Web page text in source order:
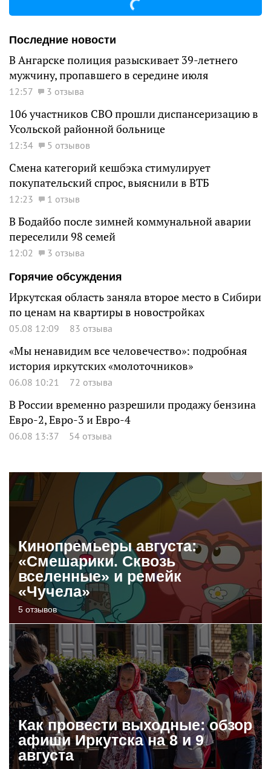
Последние новости
В Ангарске полиция разыскивает 39-летнего
мужчину, пропавшего в середине июля
12:57 3 отзыва
106 участников СВО прошли диспансеризацию в
Усольской районной больнице
12:34 5 отзывов
Смена категорий кешбэка стимулирует
покупательский спрос, выяснили в ВТБ
12:23 1 отзыв
В Бодайбо после зимней коммунальной аварии
переселили 98 семей
12:02
3 отзыва
Горячие обсуждения
Иркутская область заняла второе место в Сибири
по ценам на квартиры в новостройках
05.08 12:09 83 отзыва
«Мы ненавидим все человечество»: подробная
история иркутских «молоточников»
06.08 10:21 72 отзыва
В России временно разрешили продажу бензина
Евро-2, Евро-3 и Евро-4
06.08 13:37 54 отзыва
Кинопремьеры августа:
«Смешарики. Сквозь
вселенные» и ремейк
«Чучела»
5 отзывов
Как провести выходные: обзор
афиши Иркутска на 8 и 9
августа